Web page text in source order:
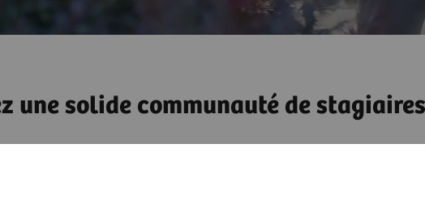
une solide communauté de stagiaires
de nombreuses occasions de collaborer avec d’autres
de véritables liens entre pairs, que vous partagerez des